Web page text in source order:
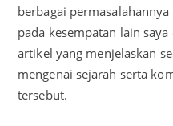
berbagai
pada kesempatan lain
artikel yang menjelaskan
mengenai sejarah serta
tersebut.